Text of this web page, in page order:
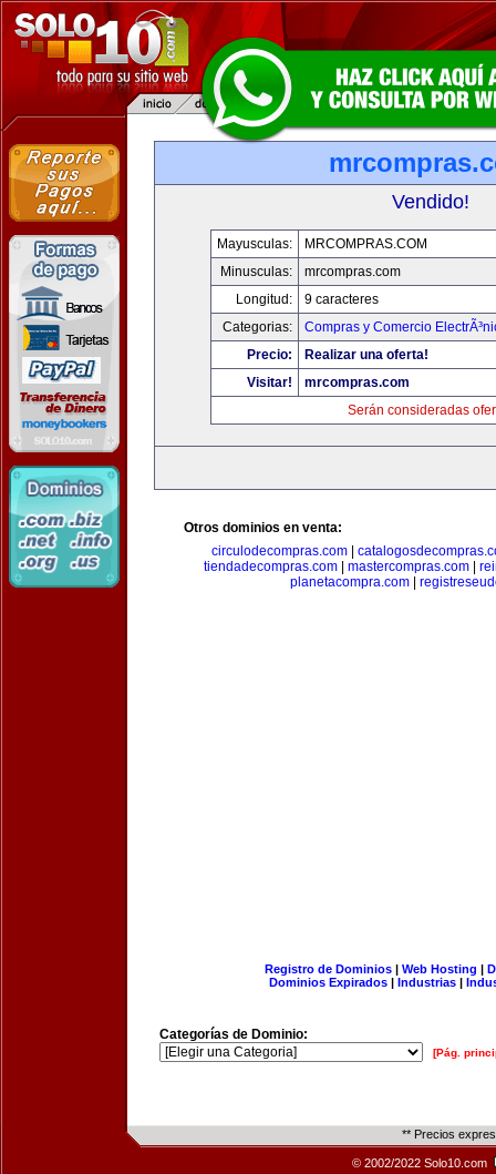
Vendido!
Mayusculas:
MRCOMPRAS.COM
Minusculas:
mrcompras.com
Longitud:
9 caracteres
Categorias:
Compras y Comercio
Precio:
Realizar una oferta!
Visitar!
mrcompras.com
Serán consideradas
Otros dominios en venta:
circulodecompras.com|
tiendadecompras.com| mastercompras.com|
planetacompra.com
Registro de Dominios| Web Hosting |
Dominios Expirados | Industrias |
Categorías de Dominio:
[Pág.
** Precios
© 2002/2022 Solo10.com